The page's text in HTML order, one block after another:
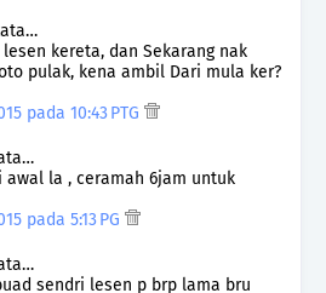
kereta, dan Sekarang nak
pulak, kena ambil Dari mula ker?
pada 10:43 PTG
awal la , ceramah 6jam untuk
pada 5:13 PG
sendri lesen p brp lama bru